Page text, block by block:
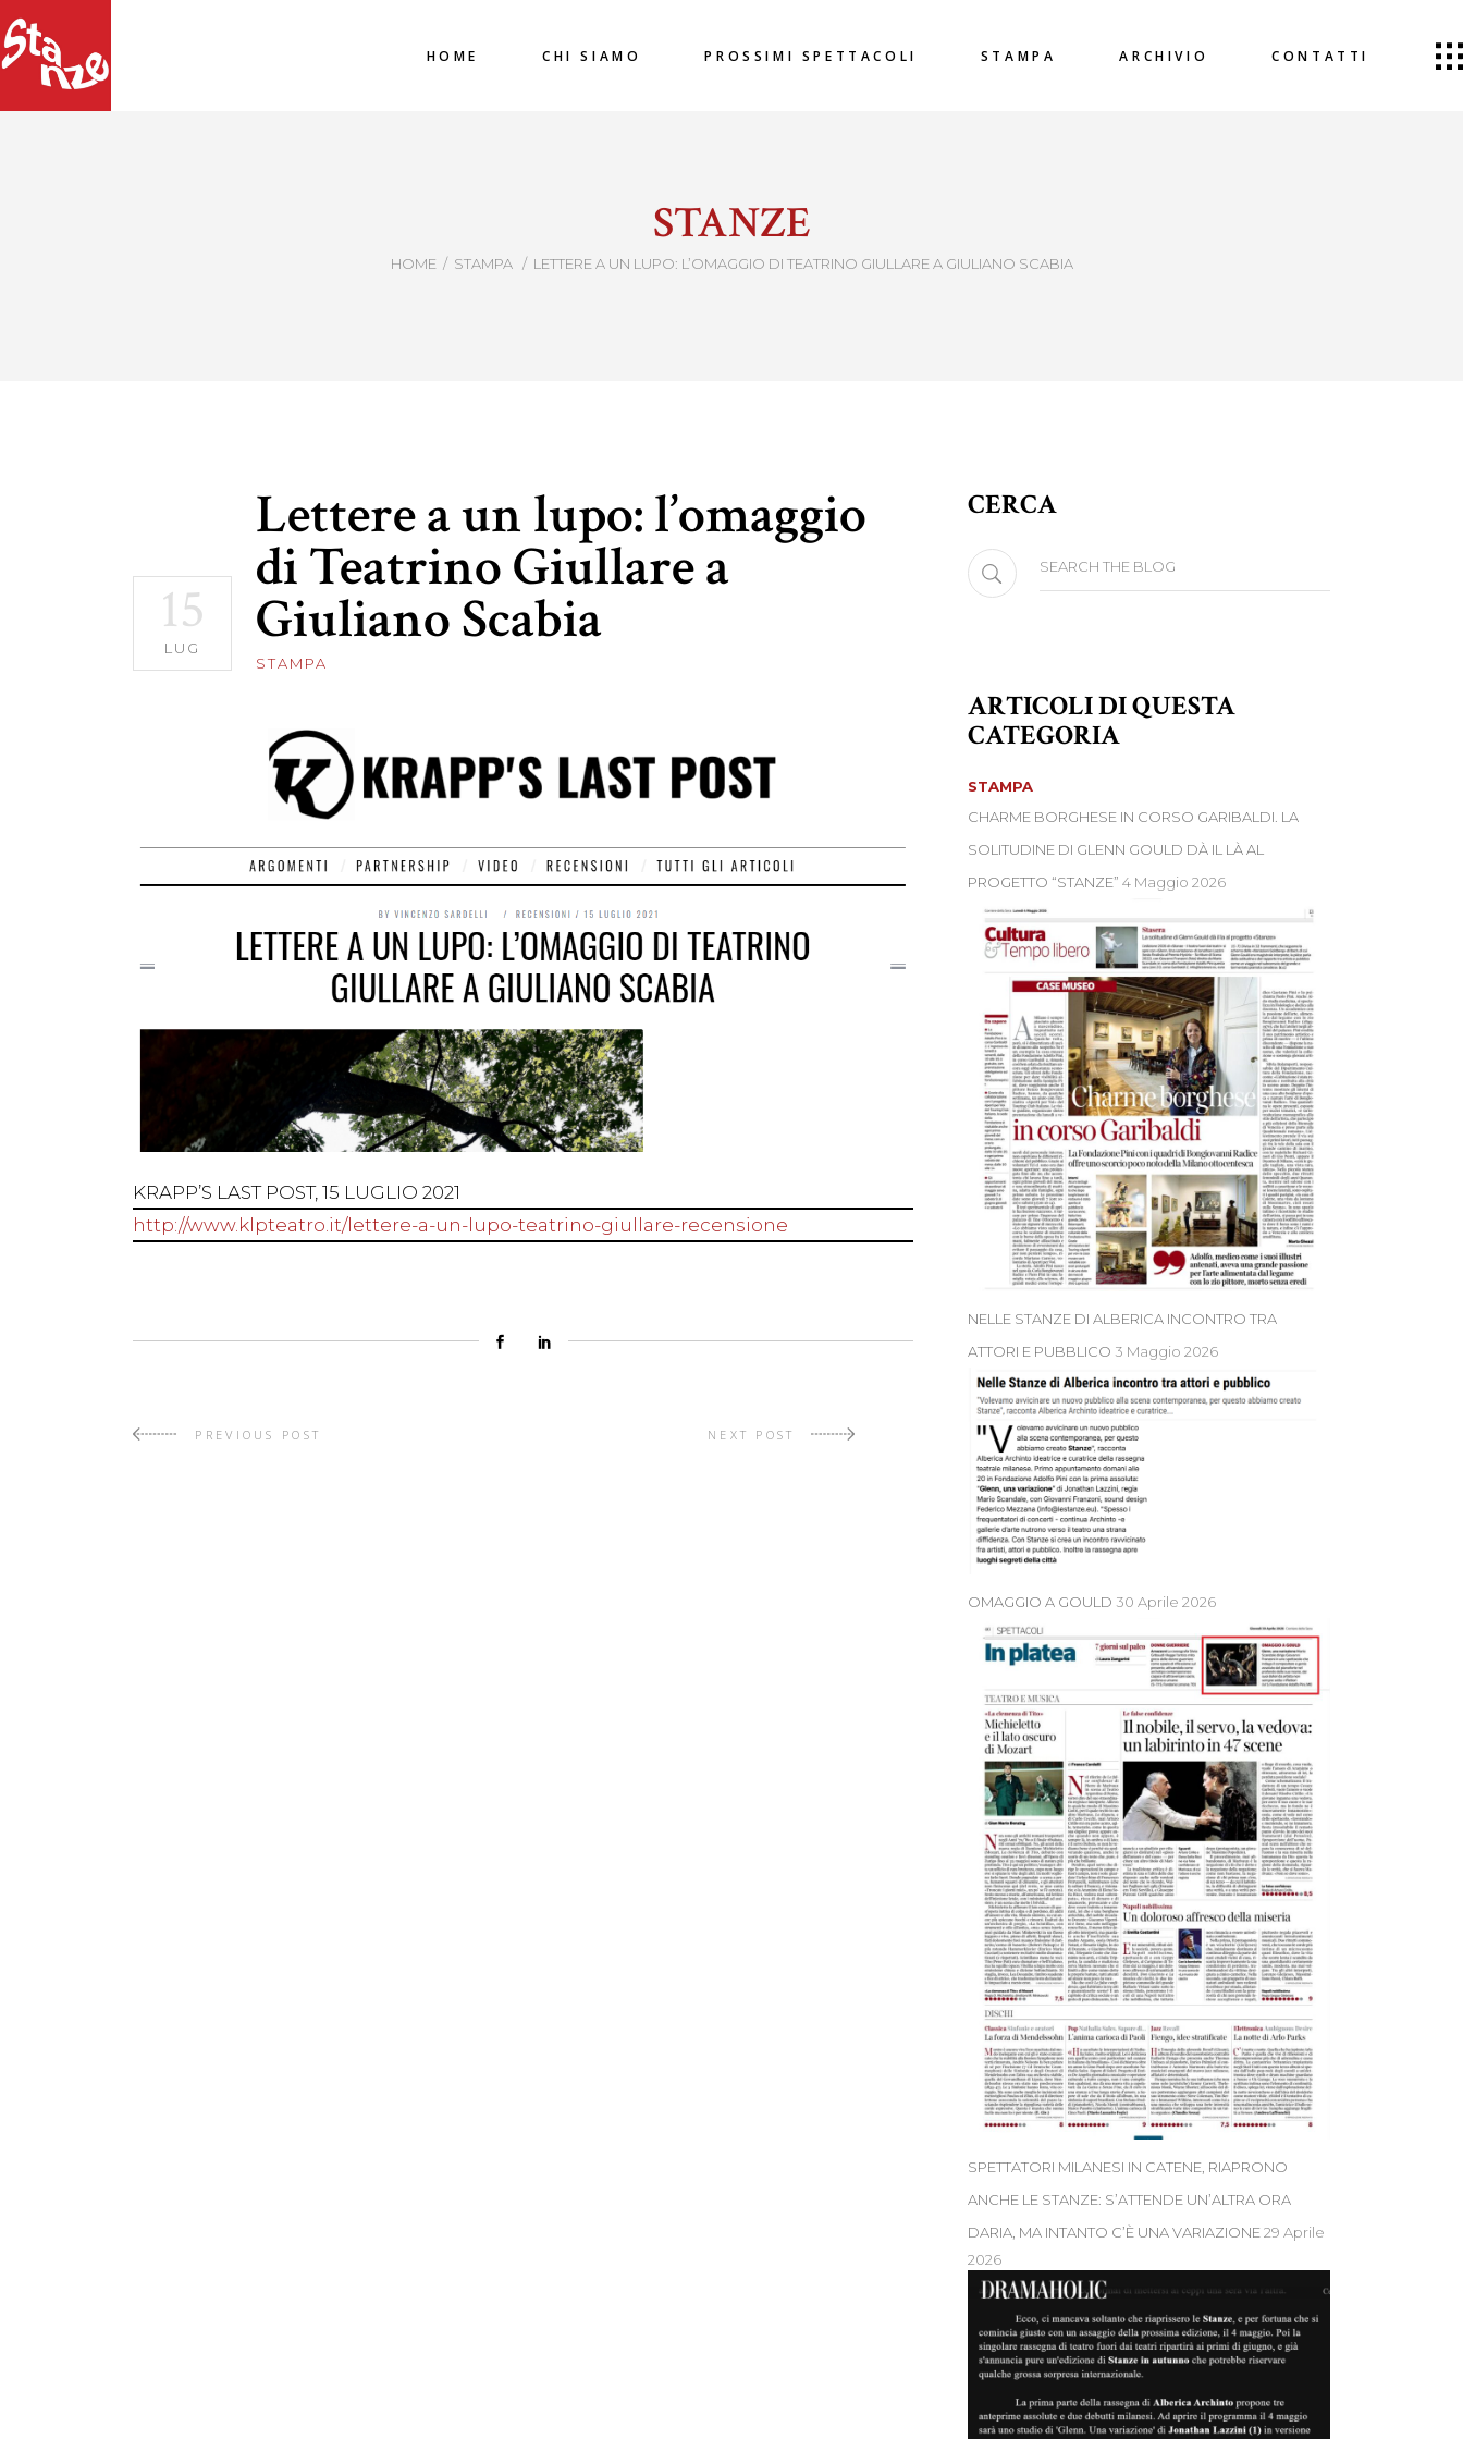
HOME CHI SIAMO PROSSIMI SPETTACOLI STAMPA ARCHIVIO CONTATTI
STANZE
HOME / STAMPA / LETTERE A UN LUPO: L’OMAGGIO DI TEATRINO GIULLARE A GIULIANO SCABIA
15
LUG
Lettere a un lupo: l’omaggio
di Teatrino Giullare a
Giuliano Scabia
STAMPA
KRAPP’S LAST POST, 15 LUGLIO 2021
http://www.klpteatro.it/lettere-a-un-lupo-teatrino-giullare-recensione
PREVIOUS POST NEXT POST
CERCA
Search
for:
ARTICOLI DI QUESTA
CATEGORIA
STAMPA
CHARME BORGHESE IN CORSO GARIBALDI. LA
SOLITUDINE DI GLENN GOULD DÀ IL LÀ AL
PROGETTO “STANZE” 4 Maggio 2026
NELLE STANZE DI ALBERICA INCONTRO TRA
ATTORI E PUBBLICO 3 Maggio 2026
OMAGGIO A GOULD 30 Aprile 2026
SPETTATORI MILANESI IN CATENE, RIAPRONO
ANCHE LE STANZE: S’ATTENDE UN’ALTRA ORA
DARIA, MA INTANTO C’È UNA VARIAZIONE29 Aprile
2026